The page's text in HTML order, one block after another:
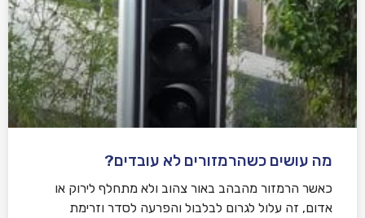
מה עושים כשהרמזורים לא עובדים?
כאשר הרמזור מהבהב באור צהוב ולא מתחלף לירוק או
אדום, זה עלול לגרום לבלבול והפרעה לסדר וזרימת